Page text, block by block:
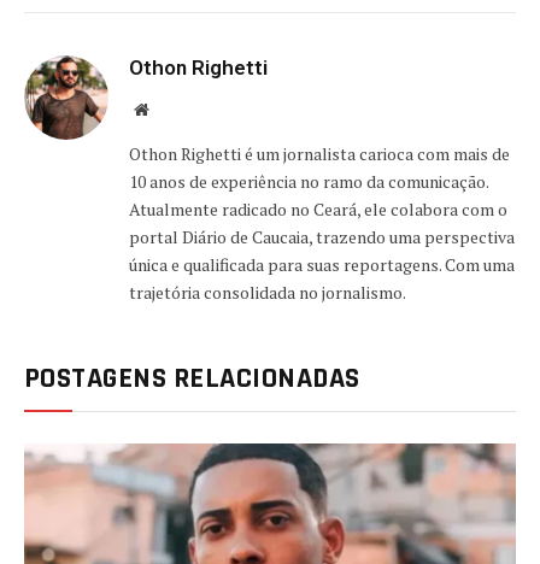
Othon Righetti
Website
Othon Righetti é um jornalista carioca com mais de
10 anos de experiência no ramo da comunicação.
Atualmente radicado no Ceará, ele colabora com o
portal Diário de Caucaia, trazendo uma perspectiva
única e qualificada para suas reportagens. Com uma
trajetória consolidada no jornalismo.
POSTAGENS RELACIONADAS